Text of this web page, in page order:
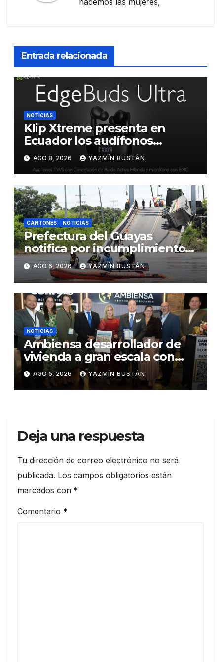
Entrada relacionada
NOTICIAS
Klip Xtreme presenta en
Ecuador los audífonos
DynaBuds con sonido
inteligente y control táctil
AGO 8, 2026 YAZMÍN BUSTÁN
CANTONES NOTICIAS
Prefectura del Guayas
notifica por incumplimiento
contractual a la Concesionaria
CONORTE y exige celeridad
en desmontaje del puente
Gonzalo Icaza Cornejo, en
Daule
AGO 6, 2026 YAZMÍN BUSTÁN
NOTICIAS
Ambiensa desarrollador de
vivienda a gran escala con
estándares internacionales
de sostenibilidad
AGO 5, 2026 YAZMÍN BUSTÁN
Deja una respuesta
Tu dirección de correo electrónico no será
publicada. Los campos obligatorios están
marcados con *
Comentario *